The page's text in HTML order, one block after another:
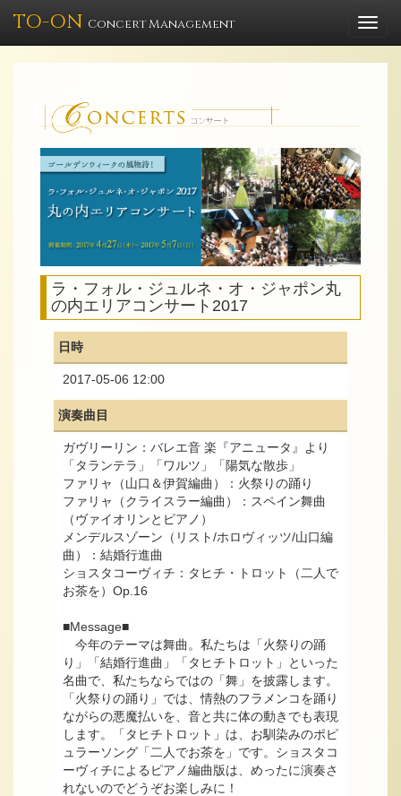
TO-ON Concert Management
ラ・フォル・ジュルネ・オ・ジャポン丸
の内エリアコンサート2017
日時
2017-05-06 12:00
演奏曲目
ガヴリーリン：バレエ音 楽『アニュータ』より
「タランテラ」「ワルツ」「陽気な散歩」
ファリャ（山口＆伊賀編曲）：火祭りの踊り
ファリャ（クライスラー編曲）：スペイン舞曲
（ヴァイオリンとピアノ）
メンデルスゾーン（リスト/ホロヴィッツ/山口編
曲）：結婚行進曲
ショスタコーヴィチ：タヒチ・トロット（二人で
お茶を）Op.16
■Message■
今年のテーマは舞曲。私たちは「火祭りの踊
り」「結婚行進曲」「タヒチトロット」といった
名曲で、私たちならではの「舞」を披露します。
「火祭りの踊り」では、情熱のフラメンコを踊り
ながらの悪魔払いを、音と共に体の動きでも表現
します。「タヒチトロット」は、お馴染みのポピ
ュラーソング「二人でお茶を」です。ショスタコ
ーヴィチによるピアノ編曲版は、めったに演奏さ
れないのでどうぞお楽しみに！